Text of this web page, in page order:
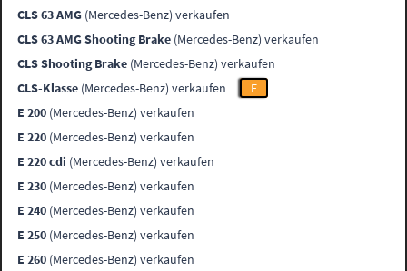
CLS 63 AMG (Mercedes-Benz) verkaufen
CLS 63 AMG Shooting Brake (Mercedes-Benz) verkaufen
CLS Shooting Brake (Mercedes-Benz) verkaufen
CLS-Klasse (Mercedes-Benz) verkaufen
E
E 200 (Mercedes-Benz) verkaufen
E 220 (Mercedes-Benz) verkaufen
E 220 cdi (Mercedes-Benz) verkaufen
E 230 (Mercedes-Benz) verkaufen
E 240 (Mercedes-Benz) verkaufen
E 250 (Mercedes-Benz) verkaufen
E 260 (Mercedes-Benz) verkaufen